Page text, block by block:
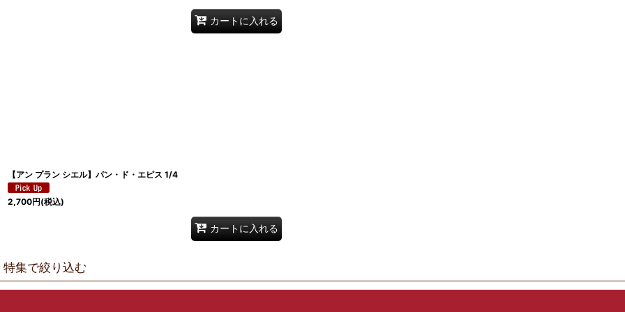
カートに入れる
【アン プラン シエル】パン・ド・エピス 1/4
2,700円(税込)
カートに入れる
特集で絞り込む